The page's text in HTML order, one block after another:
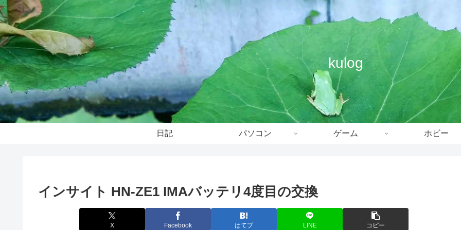
kulog
日記 パソコン ゲーム ホビー
インサイト HN-ZE1 IMAバッテリ4度目の交換
X Facebook はてブ LINE コピー